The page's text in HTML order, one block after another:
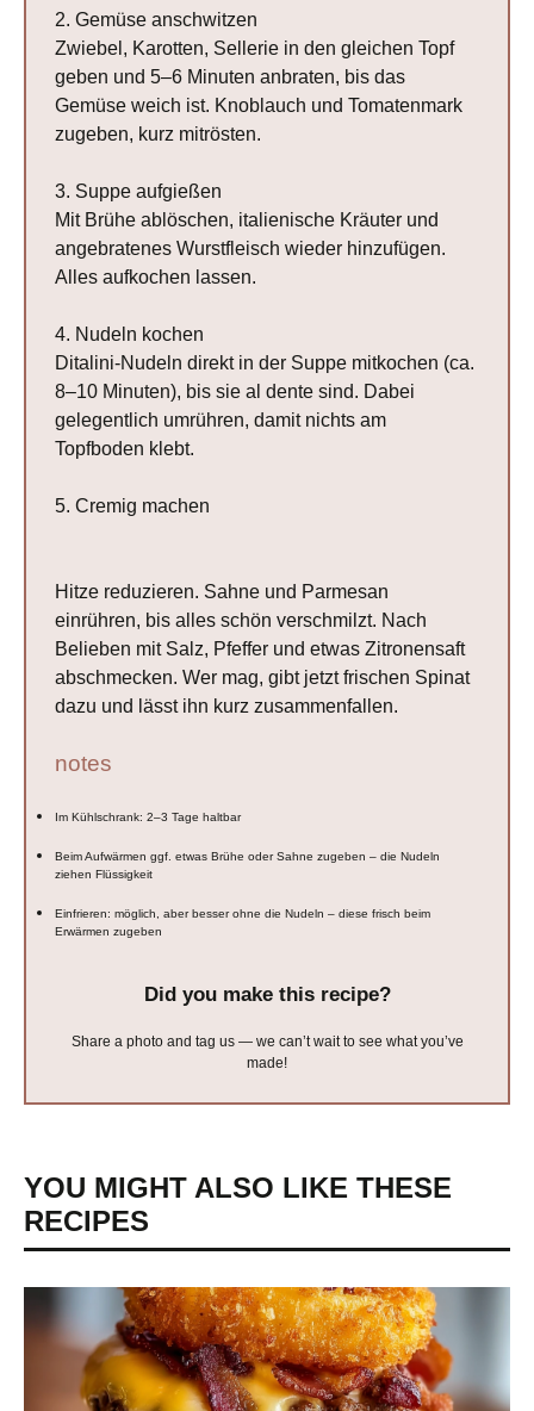
2. Gemüse anschwitzen
Zwiebel, Karotten, Sellerie in den gleichen Topf
geben und 5–6 Minuten anbraten, bis das
Gemüse weich ist. Knoblauch und Tomatenmark
zugeben, kurz mitrösten.
3. Suppe aufgießen
Mit Brühe ablöschen, italienische Kräuter und
angebratenes Wurstfleisch wieder hinzufügen.
Alles aufkochen lassen.
4. Nudeln kochen
Ditalini-Nudeln direkt in der Suppe mitkochen (ca.
8–10 Minuten), bis sie al dente sind. Dabei
gelegentlich umrühren, damit nichts am
Topfboden klebt.
5. Cremig machen
Hitze reduzieren. Sahne und Parmesan
einrühren, bis alles schön verschmilzt. Nach
Belieben mit Salz, Pfeffer und etwas Zitronensaft
abschmecken. Wer mag, gibt jetzt frischen Spinat
dazu und lässt ihn kurz zusammenfallen.
notes
Im Kühlschrank: 2–3 Tage haltbar
Beim Aufwärmen ggf. etwas Brühe oder Sahne zugeben – die Nudeln
ziehen Flüssigkeit
Einfrieren: möglich, aber besser ohne die Nudeln – diese frisch beim
Erwärmen zugeben
Did you make this recipe?
Share a photo and tag us — we can’t wait to see what you’ve
made!
YOU MIGHT ALSO LIKE THESE
RECIPES